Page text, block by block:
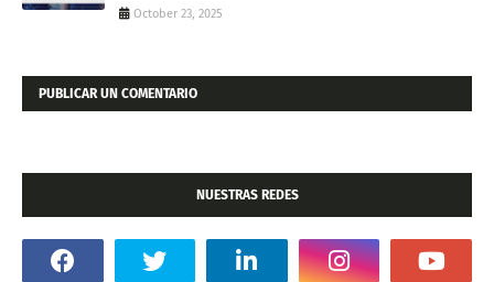
October 23, 2025
PUBLICAR UN COMENTARIO
NUESTRAS REDES